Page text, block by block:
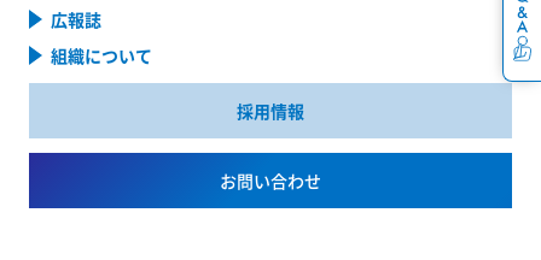
広報誌
組織について
採用情報
お問い合わせ